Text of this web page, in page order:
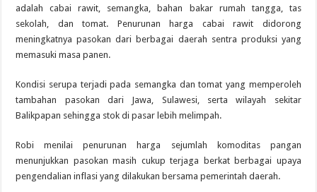
adalah cabai rawit, semangka, bahan bakar rumah tangga, tas
sekolah, dan tomat. Penurunan harga cabai rawit didorong
meningkatnya pasokan dari berbagai daerah sentra produksi yang
memasuki masa panen.
Kondisi serupa terjadi pada semangka dan tomat yang memperoleh
tambahan pasokan dari Jawa, Sulawesi, serta wilayah sekitar
Balikpapan sehingga stok di pasar lebih melimpah.
Robi menilai penurunan harga sejumlah komoditas pangan
menunjukkan pasokan masih cukup terjaga berkat berbagai upaya
pengendalian inflasi yang dilakukan bersama pemerintah daerah.